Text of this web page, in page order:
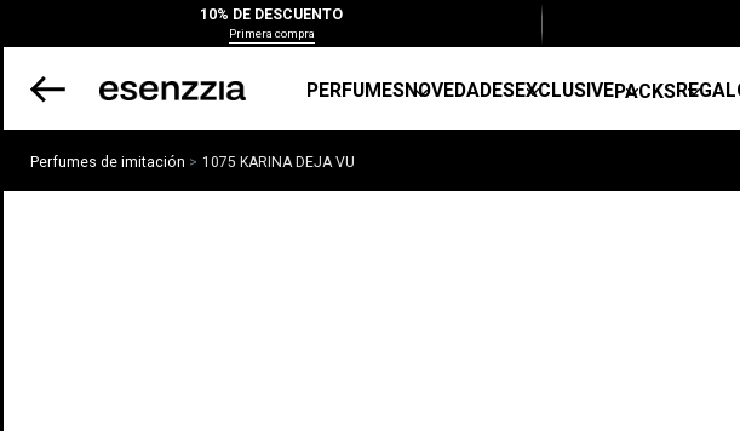
10% DE DESCUENTO
Primera compra
PERFUMESNOVEDADESEXCLUSIVEPACKS
Perfumes de imitación 1075 KARINA DEJA VU